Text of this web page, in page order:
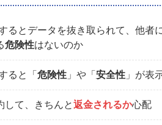
るとデータを抜き取られて、他者
危険性はないのか
ると「 危険性 」や「 安全性 」が表
して、きちんと返金されるか心配